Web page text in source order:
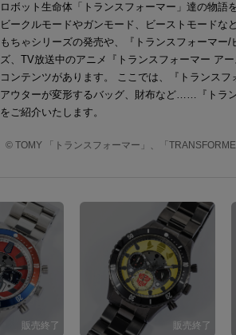
ロボット生命体「トランスフォーマー」達の物語
ビークルモードやガンモード、ビーストモードな
もちゃシリーズの発売や、『トランスフォーマー
ズ、TV放送中のアニメ『トランスフォーマー ア
コンテンツがあります。 ここでは、『トランス
アウターが変形するバッグ、財布など……『トラ
をご紹介いたします。
© TOMY 「トランスフォーマー」、「